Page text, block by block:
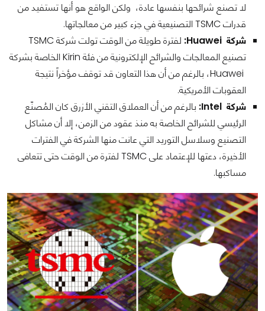
لا تصنع شرائحها بنفسها عادة، ولكن الواقع هو أنها تستفيد من
قدرات TSMC التصنيعية في جزء كبير من معالجاتها.
شركة Huawei:
لفترة طويلة من الوقت تولت شركة TSMC
تصنيع المعالجات والشرائح الإلكترونية من فئة Kirin الخاصة بشركة
Huawei، بالرغم من أن هذا التعاون قد توقف مؤخراً نتيجة
العقوبات الأمريكية.
شركة Intel:
بالرغم من أن العملاق التقني الأزرق كان المُصنّع
الرئيسي للشرائح الخاصة به منذ عقود من الزمن، إلا أن مشاكل
التصنيع وسلاسل التوريد التي عانت منها الشركة في الفترات
الأخيرة، دعتها للإعتماد على TSMC لفترة من الوقت حتى تتعافى
مساكبها.